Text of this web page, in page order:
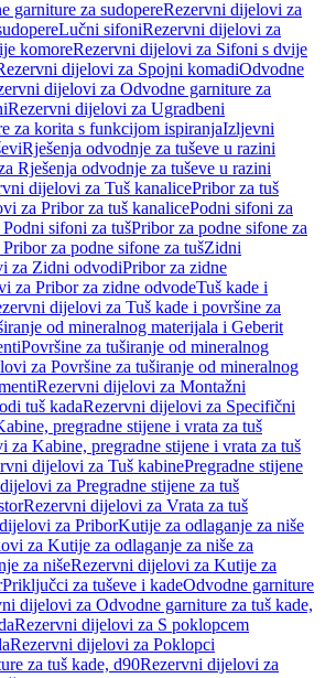
garniture za sudopereRezervni dijelovi za
Lučni sifoniRezervni dijelovi za
komoreRezervni dijelovi za Sifoni s dvije
dijelovi za Spojni komadiOdvodne
dijelovi za Odvodne garniture za
Rezervni dijelovi za Ugradbeni
za korita s funkcijom ispiranjaIzljevni
Rješenja odvodnje za tuševe u razini
Rješenja odvodnje za tuševe u razini
dijelovi za Tuš kanalicePribor za tuš
za Pribor za tuš kanalicePodni sifoni za
sifoni za tušPribor za podne sifone za
za podne sifone za tušZidni
za Zidni odvodiPribor za zidne
za Pribor za zidne odvodeTuš kade i
dijelovi za Tuš kade i površine za
od mineralnog materijala i Geberit
Površine za tuširanje od mineralnog
za Površine za tuširanje od mineralnog
Rezervni dijelovi za Montažni
tuš kadaRezervni dijelovi za Specifični
pregradne stijene i vrata za tuš
za Kabine, pregradne stijene i vrata za tuš
dijelovi za Tuš kabinePregradne stijene
za Pregradne stijene za tuš
Rezervni dijelovi za Vrata za tuš
za PriborKutije za odlaganje za niše
za Kutije za odlaganje za niše za
za nišeRezervni dijelovi za Kutije za
Priključci za tuševe i kadeOdvodne garniture
dijelovi za Odvodne garniture za tuš kade,
Rezervni dijelovi za S poklopcem
Rezervni dijelovi za Poklopci
za tuš kade, d90Rezervni dijelovi za